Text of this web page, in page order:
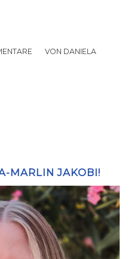
/ VON DANIELA
MARLIN JAKOBI!